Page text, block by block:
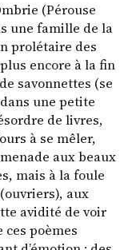
(Pérouse
une famille de la
prolétaire des
encore à la fin
savonnettes (se
une petite
de livres,
à se mêler,
aux beaux
mais à la foule
(ouvriers), aux
avidité de voir
ces poèmes